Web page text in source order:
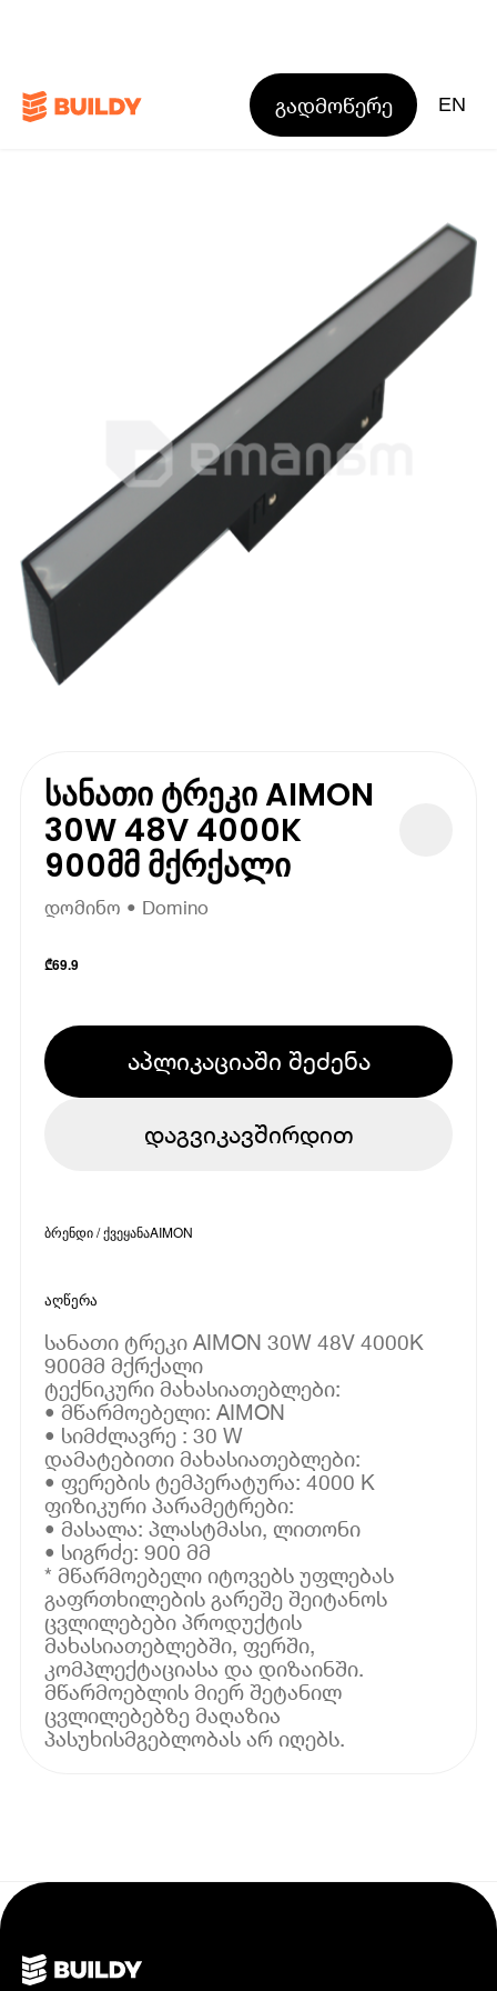
გადმოწერე EN
სანათი ტრეკი AIMON
30W 48V 4000K
900მმ მქრქალი
დომინო • Domino
₾69.9
აპლიკაციაში შეძენა
დაგვიკავშირდით
ბრენდი / ქვეყანაAIMON
აღწერა
სანათი ტრეკი AIMON 30W 48V 4000K
900მმ მქრქალი
ტექნიკური მახასიათებლები:
• მწარმოებელი: AIMON
• სიმძლავრე : 30 W
დამატებითი მახასიათებლები:
• ფერების ტემპერატურა: 4000 K
ფიზიკური პარამეტრები:
• მასალა: პლასტმასი, ლითონი
• სიგრძე: 900 მმ
* მწარმოებელი იტოვებს უფლებას
გაფრთხილების გარეშე შეიტანოს
ცვლილებები პროდუქტის
მახასიათებლებში, ფერში,
კომპლექტაციასა და დიზაინში.
მწარმოებლის მიერ შეტანილ
ცვლილებებზე მაღაზია
პასუხისმგებლობას არ იღებს.